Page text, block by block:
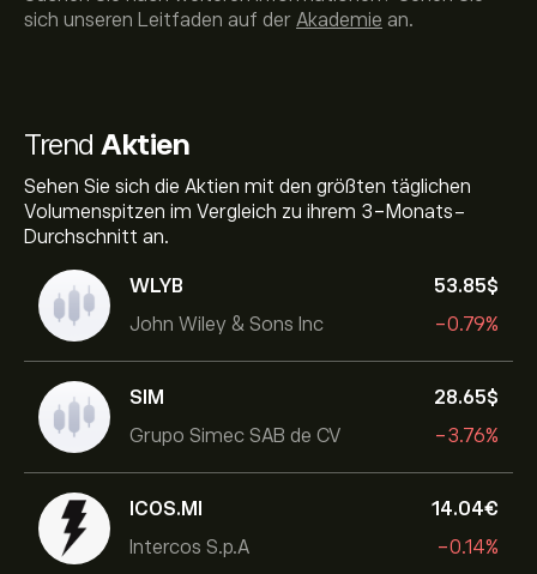
Trend Aktien
Sehen Sie sich die Aktien mit den größten täglichen
Volumenspitzen im Vergleich zu ihrem 3-Monats-
Durchschnitt an.
WLYB
John Wiley & Sons Inc
53.85‎$‎
-0.79%
SIM
Grupo Simec SAB de CV
28.65‎$‎
-3.76%
ICOS.MI
Intercos S.p.A
14.04‎€‎
-0.14%
sich unseren Leitfaden auf der Akademie an.